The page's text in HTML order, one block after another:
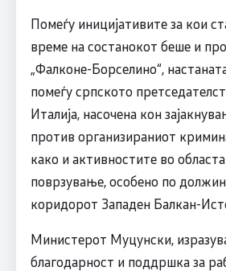
Помеѓу иницијативите за кои
време на состанокот беше и
„Фалконе-Борселино“,
помеѓу српското
Италија, насочена кон
против организираниот
како и активностите во
поврзување, особено по
коридорот Западен Балкан-
Министерот Муцунски,
благодарност и поддршка за